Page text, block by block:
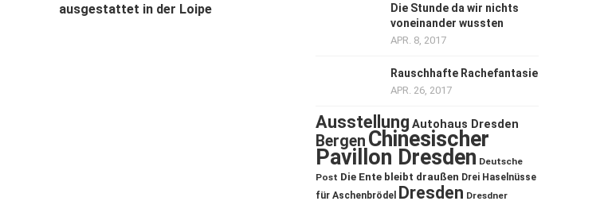
ausgestattet in der Loipe
Die Stunde da wir nichts
voneinander wussten
APR. 8, 2017
Rauschhafte Rachefantasie
APR. 26, 2017
Ausstellung Autohaus Dresden
Bergen Chinesischer
Pavillon Dresden Deutsche
Post Die Ente bleibt draußen Drei Haselnüsse
für Aschenbrödel
Dresden Dresdner